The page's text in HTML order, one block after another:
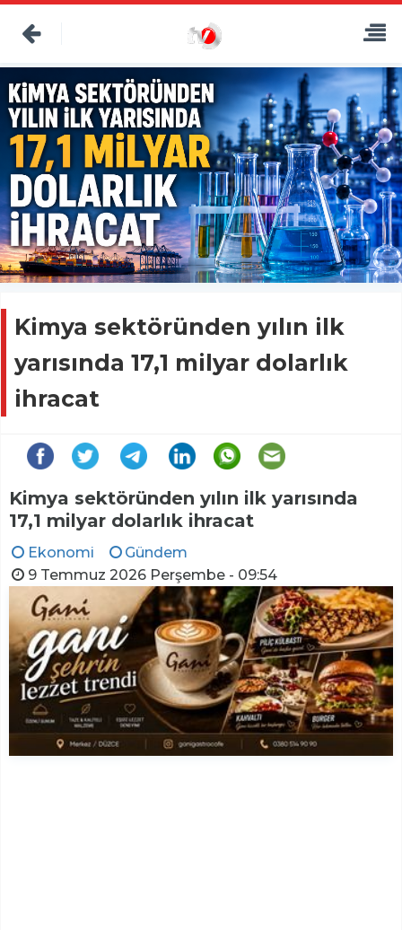
Kimya sektöründen yılın ilk
yarısında 17,1 milyar dolarlık
ihracat
Kimya sektöründen yılın ilk yarısında
17,1 milyar dolarlık ihracat
Ekonomi
Gündem
9 Temmuz 2026 Perşembe - 09:54